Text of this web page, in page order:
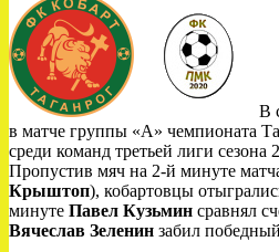
В
в матче группы «А» чемпионата
среди команд третьей лиги
Пропустив мяч на 2-й минуте
Крыштоп), кобартовцы
минуте Павел Кузьмин сравнял
Вячеслав Зеленин забил